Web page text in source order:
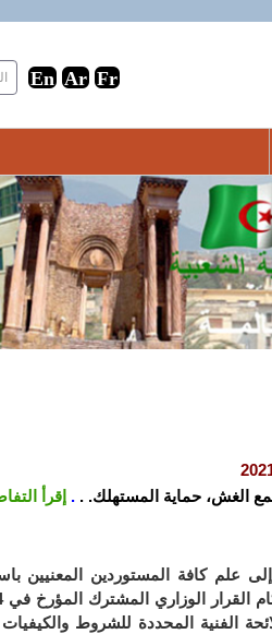
الغش، حماية المستهلك. . . إقرأ
علم كافة المستوردين المعنيين
يتضمن اللائحة الفنية المحددة للشروط